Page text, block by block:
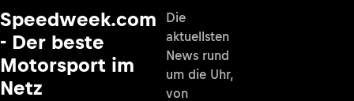
Speedweek.com
- Der beste
Motorsport im
Netz
Die
aktuellsten
News rund
um die Uhr,
von